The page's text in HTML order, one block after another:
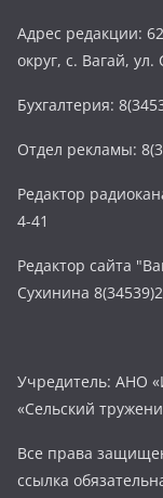
Адрес редакции:
округ, с. Вагай, ул.
Бухгалтерия:
Отдел рекламы:
Редактор
4-41
Редактор сайта
Сухинина
Учредитель: АНО
«Сельский
Все права
ссылка